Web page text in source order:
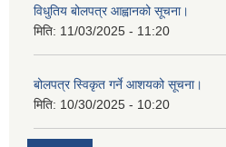
विधुतिय बोलपत्र आह्वानको सूचना।
मिति: 11/03/2025 - 11:20
बोलपत्र स्विकृत गर्ने आशयको सूचना।
मिति: 10/30/2025 - 10:20